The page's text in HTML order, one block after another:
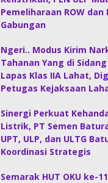
Pemeliharaan ROW dan
Gabungan
Ngeri.. Modus Kirim
Tahanan Yang di
Lapas Klas IIA Lahat,
Petugas Kejaksaan
Sinergi Perkuat
Listrik, PT Semen
UPT, ULP, dan ULTG
Koordinasi Strategis
Semarak HUT OKU ke-